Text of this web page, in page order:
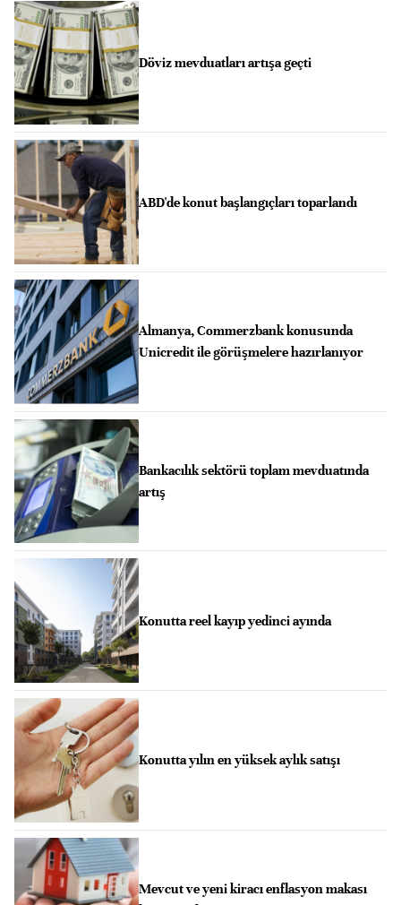
Döviz mevduatları artışa geçti
ABD'de konut başlangıçları toparlandı
Almanya, Commerzbank konusunda
Unicredit ile görüşmelere hazırlanıyor
Bankacılık sektörü toplam mevduatında
artış
Konutta reel kayıp yedinci ayında
Konutta yılın en yüksek aylık satışı
Mevcut ve yeni kiracı enflasyon makası